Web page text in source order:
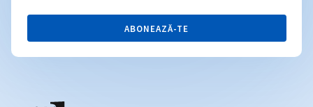
ABONEAZĂ-TE